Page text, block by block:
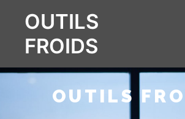
OUTILS
FROIDS
OUTILS